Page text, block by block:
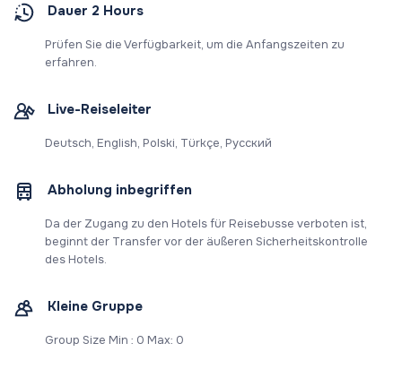
Dauer 2 Hours
Prüfen Sie die Verfügbarkeit, um die Anfangszeiten zu
erfahren.
Live-Reiseleiter
Deutsch, English, Polski, Türkçe, Русский
Abholung inbegriffen
Da der Zugang zu den Hotels für Reisebusse verboten ist,
beginnt der Transfer vor der äußeren Sicherheitskontrolle
des Hotels.
Kleine Gruppe
Group Size Min : 0 Max: 0